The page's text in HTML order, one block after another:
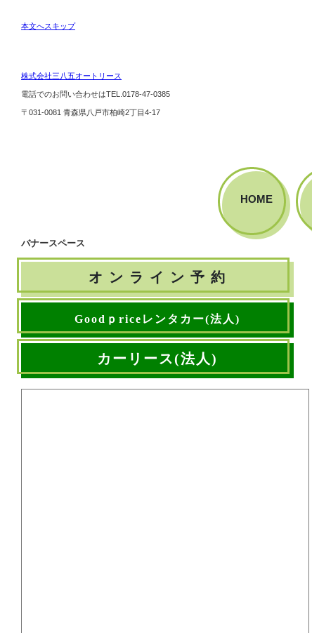
本文へスキップ
株式会社三八五オートリース
電話でのお問い合わせはTEL.0178-47-0385
〒031-0081 青森県八戸市柏崎2丁目4-17
HOME
バナースペース
オ ン ラ イ ン 予 約
Goodｐriceレンタカー(法人)
カーリース(法人)